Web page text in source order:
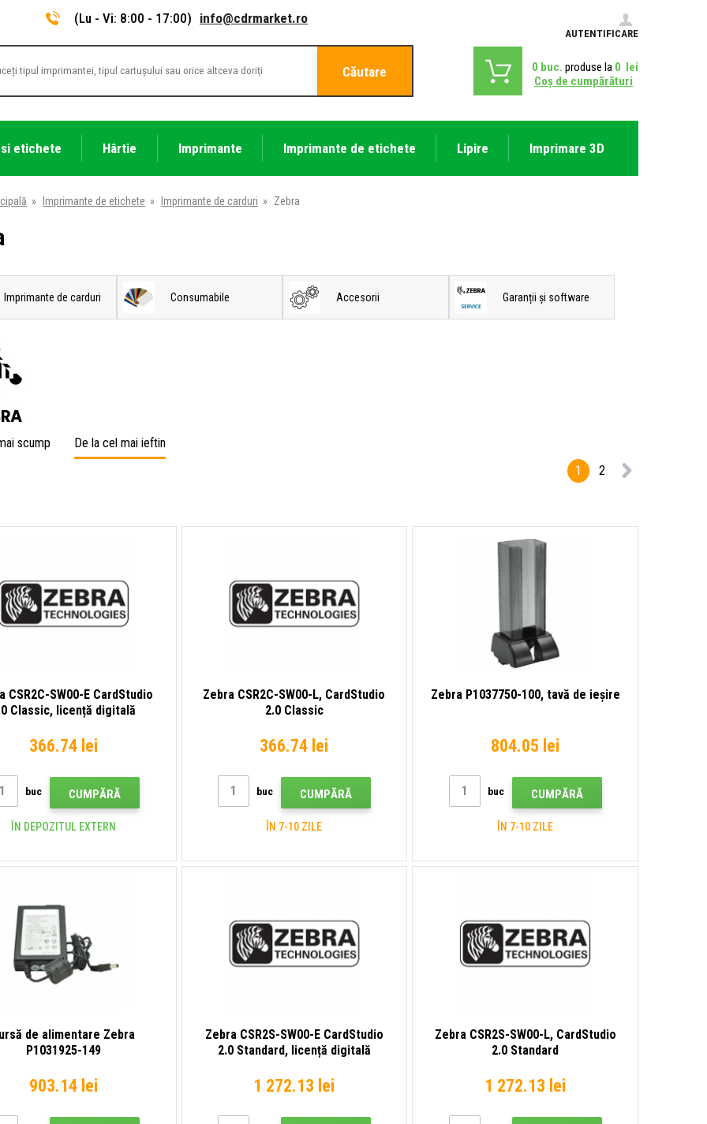
(Lu - Vi: 8:00 - 17:00) info@cdrmarket.ro
AUTENTIFICARE
Căutare 0 buc. produse la 0 lei
Coş de cumpărături
etichete Hârtie Imprimante Imprimante de etichete Lipire Imprimare 3D
» Imprimante de etichete » Imprimante de carduri » Zebra
Imprimante de carduri Consumabile Accesorii Garanții și software
scump
De la cel mai ieftin
1
2
CSR2C-SW00-E CardStudio
Classic, licență digitală
366.74 lei
buc CUMPĂRĂ
ÎN DEPOZITUL EXTERN
Zebra CSR2C-SW00-L, CardStudio
2.0 Classic
366.74 lei
buc CUMPĂRĂ
ÎN 7-10 ZILE
Zebra P1037750-100, tavă de ieșire
804.05 lei
buc CUMPĂRĂ
ÎN 7-10 ZILE
de alimentare Zebra
P1031925-149
903.14 lei
Zebra CSR2S-SW00-E CardStudio
2.0 Standard, licență digitală
1 272.13 lei
Zebra CSR2S-SW00-L, CardStudio
2.0 Standard
1 272.13 lei